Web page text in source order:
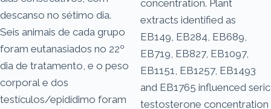
descanso no sétimo dia.
Seis animais de cada grupo
foram eutanasiados no 22º
dia de tratamento, e o peso
corporal e dos
testículos/epidídimo foram
concentration. Plant
extracts identified as
EB149, EB284, EB689,
EB719, EB827, EB1097,
EB1151, EB1257, EB1493
and EB1765 influenced seric
testosterone concentration